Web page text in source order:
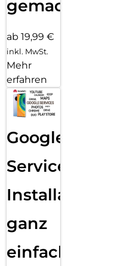
gemacht!
ab 19,99 €
inkl. MwSt.
Mehr
erfahren
Google
Services
Installation
ganz
einfach